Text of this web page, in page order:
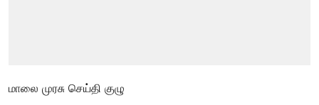
மாலை முரசு செய்தி குழு